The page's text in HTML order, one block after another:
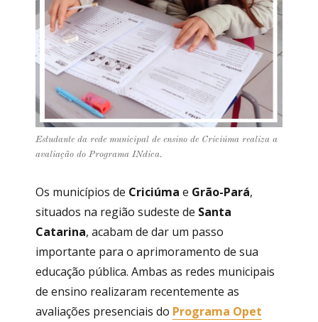
Estudante da rede municipal de ensino de Criciúma realiza a
avaliação do Programa INdica.
Os municípios de Criciúma e Grão-Pará,
situados na região sudeste de Santa
Catarina, acabam de dar um passo
importante para o aprimoramento de sua
educação pública. Ambas as redes municipais
de ensino realizaram recentemente as
avaliações presenciais do Programa Opet